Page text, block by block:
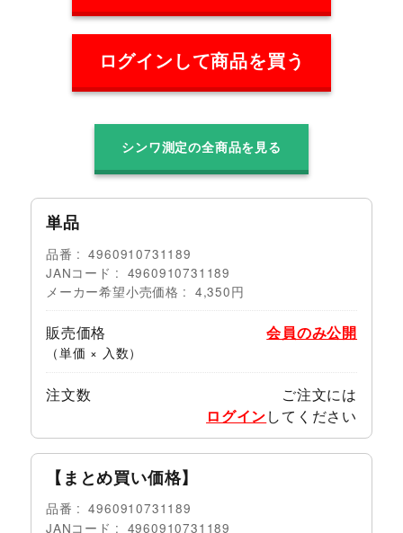
ログインして商品を買う
シンワ測定の全商品を見る
単品
品番
4960910731189
JANコード
4960910731189
メーカー希望小売価格
4,350円
販売価格
（単価 × 入数）
会員のみ公開
注文数
ご注文には
ログインしてください
【まとめ買い価格】
品番
4960910731189
JANコード
4960910731189